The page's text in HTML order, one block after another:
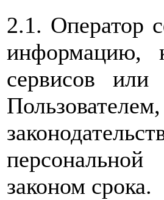
2.1. Оператор
информацию,
сервисов
законом срока.